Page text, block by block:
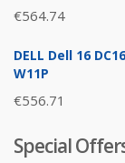
€564.74
DELL Dell 16
W11P
€556.71
Special